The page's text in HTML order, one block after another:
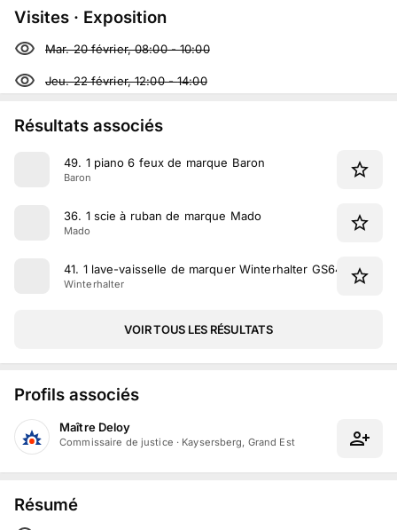
Visites · Exposition
Mar. 20 février, 08:00-10:00
Jeu. 22 février, 12:00-14:00
Résultats associés
49. 1 piano 6 feux de marque Baron
Baron
36. 1 scie à ruban de marque Mado
Mado
41. 1 lave-vaisselle de marquer Winterhalter GS640
Winterhalter
VOIR TOUS LES RÉSULTATS
Profils associés
Maître Deloy
Commissaire de justice · Kaysersberg, Grand Est
Résumé